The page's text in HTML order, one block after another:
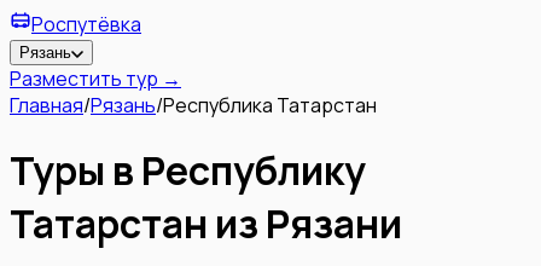
Роспутёвка
Рязань
Разместить тур →
Главная/Рязань/Республика Татарстан
Туры в Республику
Татарстан из Рязани